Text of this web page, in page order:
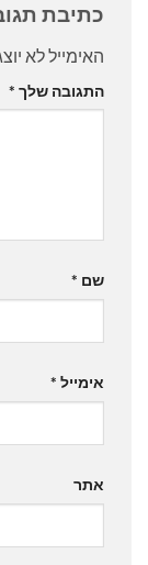
כתיבת
האימייל לא
התגובה שלך *
שם *
אימייל *
אתר